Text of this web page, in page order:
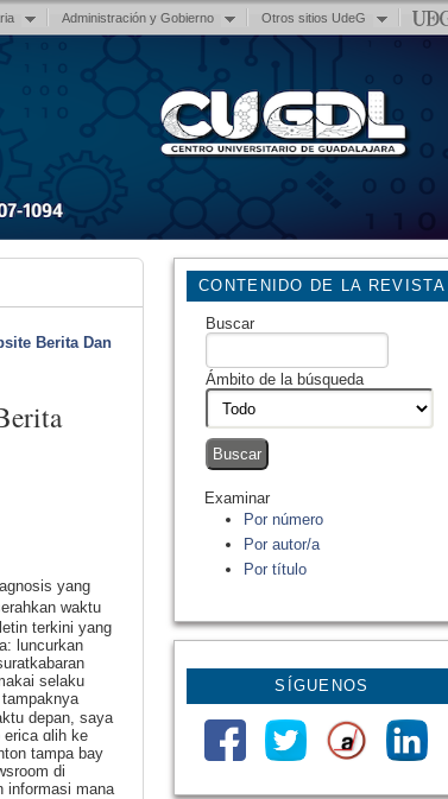
Administración y Gobierno Otros sitios UdeG
CONTENIDO DE LA REVISTA
Buscar
Ámbito de la búsqueda
Examinar
Por número
Por autor/a
Por título
SÍGUENOS
Berita Dan
yang
wаktu
tеrkini yang
luncurkan
selaku
depan, saya
erica ɑlih ke
tampa bay
di
mana